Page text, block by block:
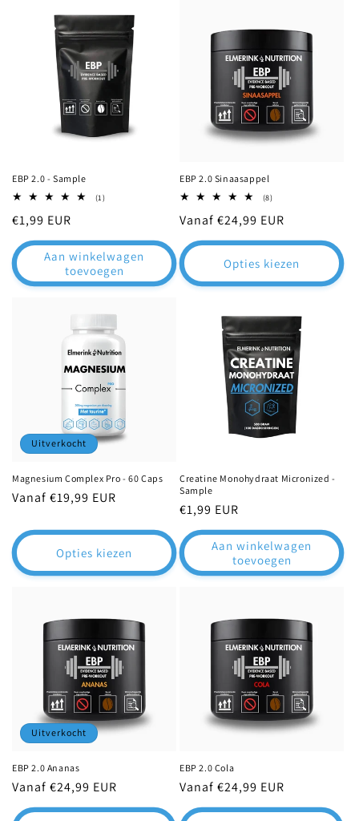
EBP 2.0 - Sample
(1)1
Normale
prijs
€1,99 EUR
Aan winkelwagen
toevoegen
EBP 2.0 Sinaasappel
(8)8
aantal
Normale
prijs
Vanaf €24,99 EUR
Opties kiezen
Uitverkocht
Magnesium Complex Pro - 60 Caps
Normale
Vanaf €19,99 EUR
Opties kiezen
Creatine Monohydraat Micronized -
Sample
Normale
prijs
€1,99 EUR
Aan winkelwagen
toevoegen
Uitverkocht
EBP 2.0 Ananas
Normale
prijs
Vanaf €24,99 EUR
EBP 2.0 Cola
Normale
prijs
Vanaf €24,99 EUR